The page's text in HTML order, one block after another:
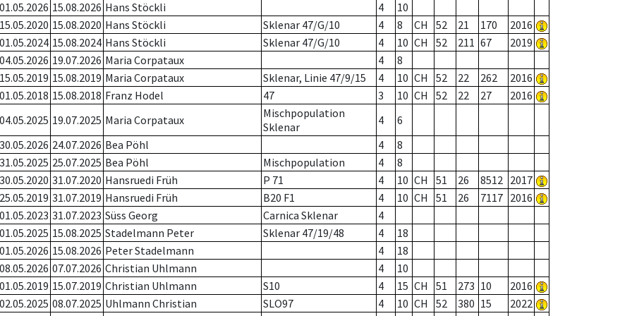
01.05.2026 15.08.2026 Hans Stöckli 4
10
15.05.2020 15.08.2020 Hans Stöckli Sklenar 47/G/10 4 8 CH 52 21 170
2016
01.05.2024 15.08.2024 Hans Stöckli Sklenar 47/G/10 4 10 CH 52 211 67
2019
04.05.2026 19.07.2026 Maria Corpataux 4
8
15.05.2019 15.08.2019 Maria Corpataux Sklenar, Linie 47/9/15 4 10 CH 52 22 262
2016
01.05.2018 15.08.2018 Franz Hodel 47 3 10 CH 52 22 27
2016
04.05.2025 19.07.2025 Maria Corpataux
Mischpopulation
Sklenar
4
6
30.05.2026 24.07.2026 Bea Pöhl 4
8
31.05.2025 25.07.2025 Bea Pöhl Mischpopulation 4
8
30.05.2020 31.07.2020 Hansruedi Früh P 71 4 10 CH 51 26 8512 2017
25.05.2019 31.07.2019 Hansruedi Früh B20 F1 4 10 CH 51 26 7117 2016
01.05.2023 31.07.2023 Süss Georg Carnica Sklenar
4
01.05.2025 15.08.2025 Stadelmann Peter Sklenar 47/19/48 4
18
01.05.2026 15.08.2026 Peter Stadelmann 4
18
08.05.2026 07.07.2026 Christian Uhlmann 4
10
01.05.2019 15.07.2019 Christian Uhlmann S10 4 15 CH 51 273 10
2016
02.05.2025 08.07.2025 Uhlmann Christian SLO97 4 10 CH 52 380 15
2022